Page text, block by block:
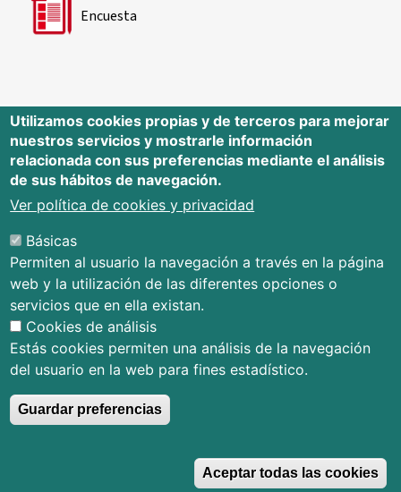
Encuesta
Editorial Universidad de Cantabria
Edificio Tres Torres, Torre C, planta –1
Avda. Los Castros s/n - 39005
Tfno.: 942 201 087 - 942 201 291
E-mail:publica@unican.es
Términos y condiciones
Mapa Web
Accesibilidad
Utilizamos cookies propias y de terceros para mejorar
nuestros servicios y mostrarle información
relacionada con sus preferencias mediante el análisis
de sus hábitos de navegación.
Ver política de cookies y privacidad
Básicas
Permiten al usuario la navegación a través en la página
web y la utilización de las diferentes opciones o
servicios que en ella existan.
Cookies de análisis
Estás cookies permiten una análisis de la navegación
del usuario en la web para fines estadístico.
Guardar preferencias
Aceptar todas las cookies